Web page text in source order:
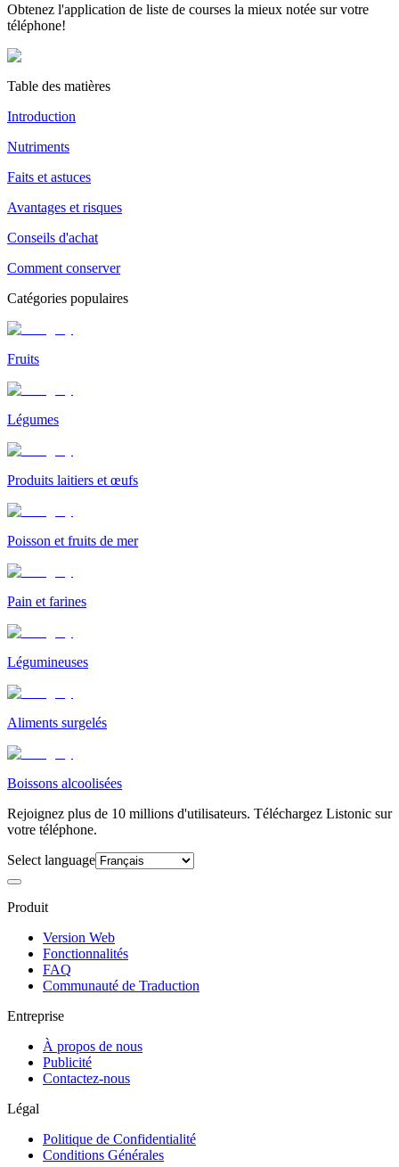
Obtenez l'application de liste de courses la mieux notée sur votre
téléphone!
Table des matières
Introduction
Nutriments
Faits et astuces
Avantages et risques
Conseils d'achat
Comment conserver
Catégories populaires
Fruits
Légumes
Produits laitiers et œufs
Poisson et fruits de mer
Pain et farines
Légumineuses
Aliments surgelés
Boissons alcoolisées
Rejoignez plus de 10 millions d'utilisateurs. Téléchargez Listonic sur
votre téléphone.
Select language
Produit
Version Web
Fonctionnalités
FAQ
Communauté de Traduction
Entreprise
À propos de nous
Publicité
Contactez-nous
Légal
Politique de Confidentialité
Conditions Générales